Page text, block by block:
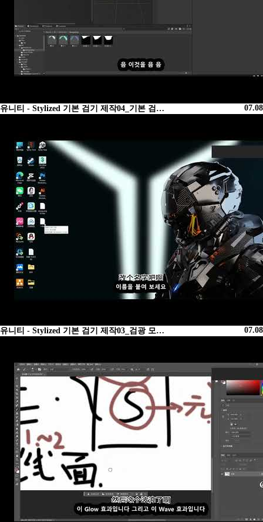
07.08
유니티 - Stylized 기본 검기 제작04_기본 검…
07.08
유니티 - Stylized 기본 검기 제작03_검광 모…